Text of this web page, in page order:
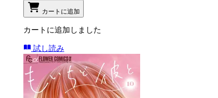
カートに追加
カートに追加しました
試し読み